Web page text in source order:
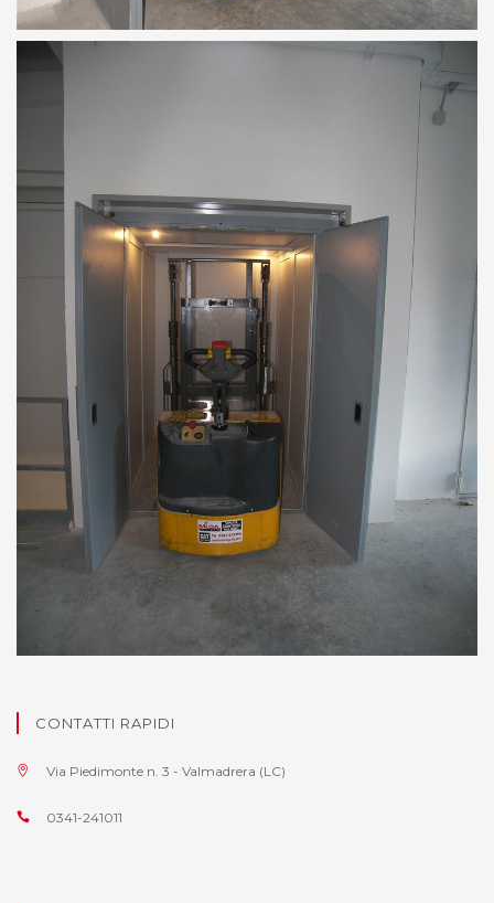
CONTATTI RAPIDI
Via Piedimonte n. 3 - Valmadrera (LC)
0341-241011